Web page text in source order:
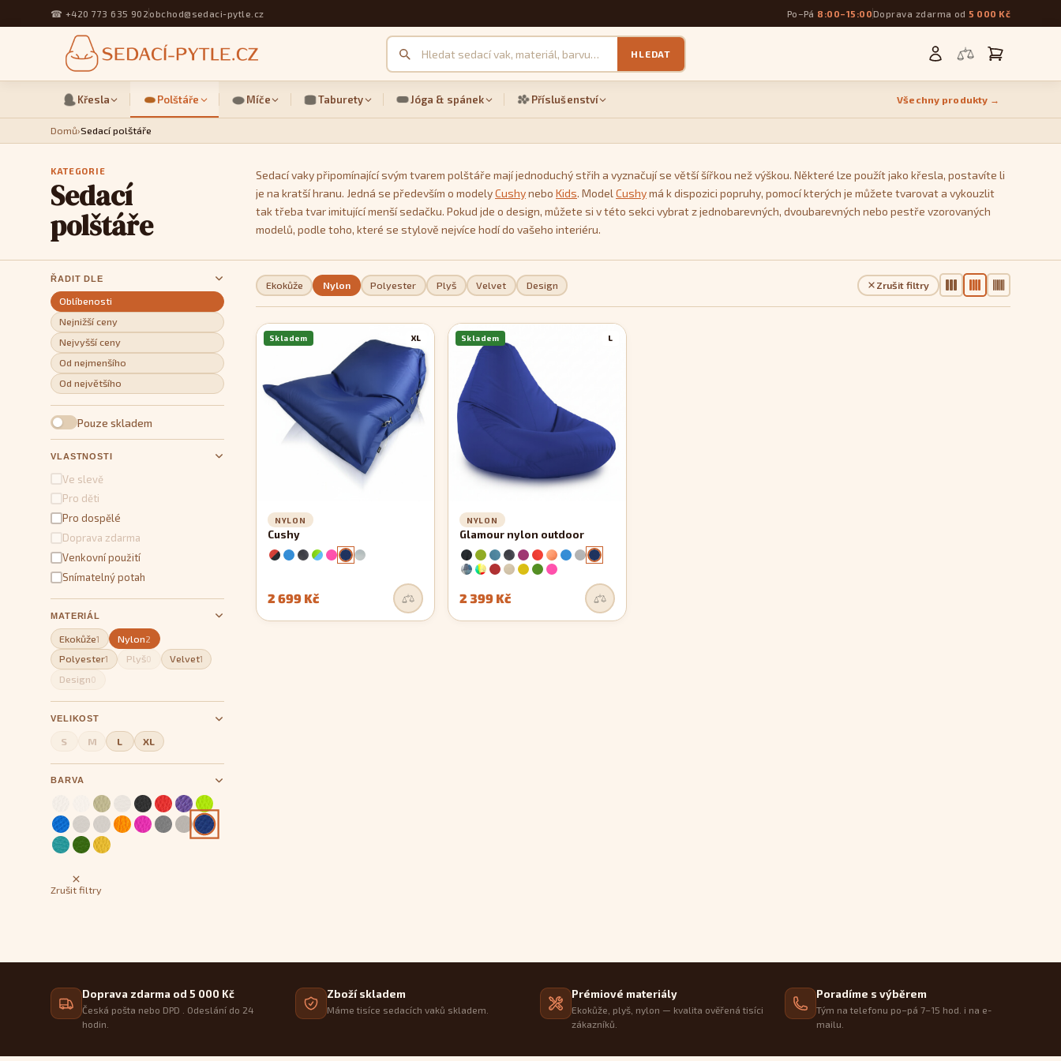
☎ +420 773 635 902 obchod@sedaci-pytle.cz Po–Pá 8:00–15:00Doprava zdarma od 5 000 Kč
HLEDAT
Křesla Polštáře Míče Taburety Jóga & spánek Příslušenství Všechny produkty →
Domů›Sedací polštáře
KATEGORIE
Sedací
polštáře
Sedací vaky připomínající svým tvarem polštáře mají jednoduchý střih a vyznačují se větší šířkou než výškou. Některé lze použít jako křesla, postavíte li
je na kratší hranu. Jedná se především o modelyCushynebo Kids. Model Cushymá k dispozici popruhy, pomocí kterých je můžete tvarovat a vykouzlit
tak třeba tvar imitující menší sedačku. Pokud jde o design, můžete si v této sekci vybrat z jednobarevných, dvoubarevných nebo pestře vzorovaných
modelů, podle toho, které se stylově nejvíce hodí do vašeho interiéru.
ŘADIT DLE
Oblíbenosti
Nejnižší ceny
Nejvyšší ceny
Od nejmenšího
Od největšího
Pouze skladem
VLASTNOSTI
Ve slevě
Pro děti
Pro dospělé
Doprava zdarma
Venkovní použití
Snímatelný potah
MATERIÁL
Ekokůže1 Nylon2
Polyester1 Plyš0 Velvet1
Design0
VELIKOST
S M L XL
BARVA
Zrušit filtry
Ekokůže Nylon Polyester Plyš Velvet Design Zrušit filtry
XL
Skladem
NYLON
Cushy
2 699 Kč
L
Skladem
NYLON
Glamour nylon outdoor
2 399 Kč
Doprava zdarma od 5 000 Kč
Česká pošta nebo DPD . Odeslání do 24
hodin.
Zboží skladem
Máme tisíce sedacích vaků skladem.
Prémiové materiály
Ekokůže, plyš, nylon — kvalita ověřená tisíci
zákazníků.
Poradíme s výběrem
Tým na telefonu po–pá 7–15 hod. i na e-
mailu.